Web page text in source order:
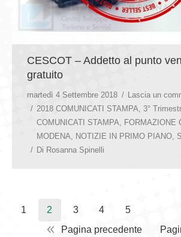
CESCOT – Addetto al punto
gratuito
martedì 4 Settembre 2018
Lascia un
2018 COMUNICATI STAMPA
3°
COMUNICATI STAMPA
FORMAZIONE
MODENA
NOTIZIE IN PRIMO PIANO
Di Rosanna Spinelli
1 2 3 4
5
Pagina precedente